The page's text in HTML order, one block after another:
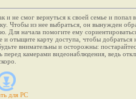
и не смог вернуться к своей семье и попал
Чтобы из нее выбраться, он вынужден
Для начала помогите ему
и отыщите карту доступа, чтобы
внимательны и осторожны:
перед камерами видеонаблюдения, ведь
для PC